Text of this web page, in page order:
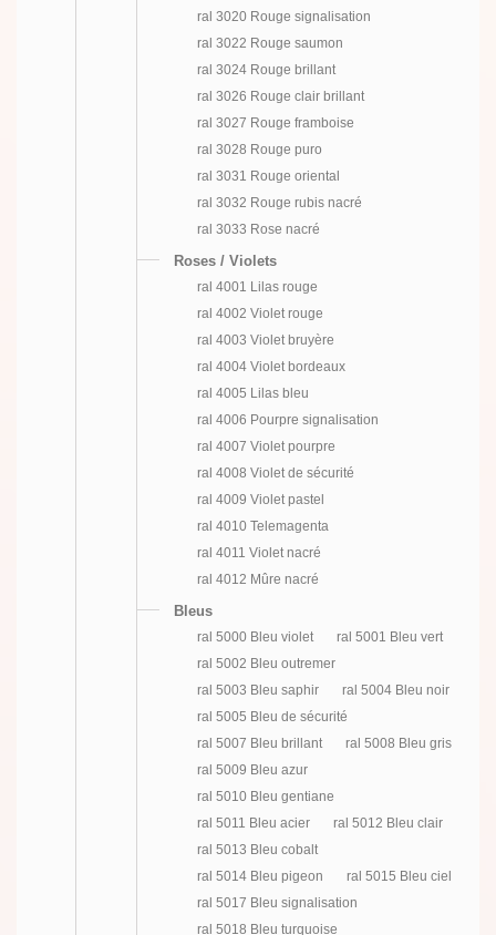
ral 3020 Rouge signalisation
ral 3022 Rouge saumon
ral 3024 Rouge brillant
ral 3026 Rouge clair brillant
ral 3027 Rouge framboise
ral 3028 Rouge puro
ral 3031 Rouge oriental
ral 3032 Rouge rubis nacré
ral 3033 Rose nacré
Roses / Violets
ral 4001 Lilas rouge
ral 4002 Violet rouge
ral 4003 Violet bruyère
ral 4004 Violet bordeaux
ral 4005 Lilas bleu
ral 4006 Pourpre signalisation
ral 4007 Violet pourpre
ral 4008 Violet de sécurité
ral 4009 Violet pastel
ral 4010 Telemagenta
ral 4011 Violet nacré
ral 4012 Mûre nacré
Bleus
ral 5000 Bleu violet
ral 5001 Bleu vert
ral 5002 Bleu outremer
ral 5003 Bleu saphir
ral 5004 Bleu noir
ral 5005 Bleu de sécurité
ral 5007 Bleu brillant
ral 5008 Bleu gris
ral 5009 Bleu azur
ral 5010 Bleu gentiane
ral 5011 Bleu acier
ral 5012 Bleu clair
ral 5013 Bleu cobalt
ral 5014 Bleu pigeon
ral 5015 Bleu ciel
ral 5017 Bleu signalisation
ral 5018 Bleu turquoise